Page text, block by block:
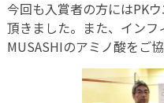
今回も入賞者の方にはPK
頂きました。また、インフ
MUSASHIのアミノ酸をご